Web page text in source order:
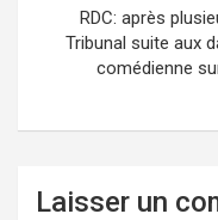
RDC: après
Tribunal suite aux
comédienne
Laisser un